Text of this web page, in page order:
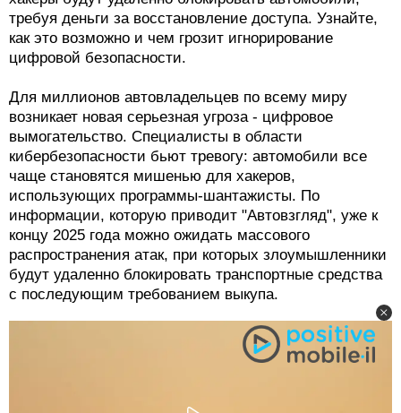
требуя деньги за восстановление доступа. Узнайте,
как это возможно и чем грозит игнорирование
цифровой безопасности.
Для миллионов автовладельцев по всему миру
возникает новая серьезная угроза - цифровое
вымогательство. Специалисты в области
кибербезопасности бьют тревогу: автомобили все
чаще становятся мишенью для хакеров,
использующих программы-шантажисты. По
информации, которую приводит "Автовзгляд", уже к
концу 2025 года можно ожидать массового
распространения атак, при которых злоумышленники
будут удаленно блокировать транспортные средства
с последующим требованием выкупа.